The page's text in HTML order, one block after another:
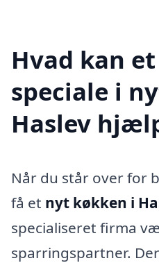
Hvad kan
speciale i
Haslev
Når du står over for
få et nyt køkken i
specialiseret firma
sparringspartner.